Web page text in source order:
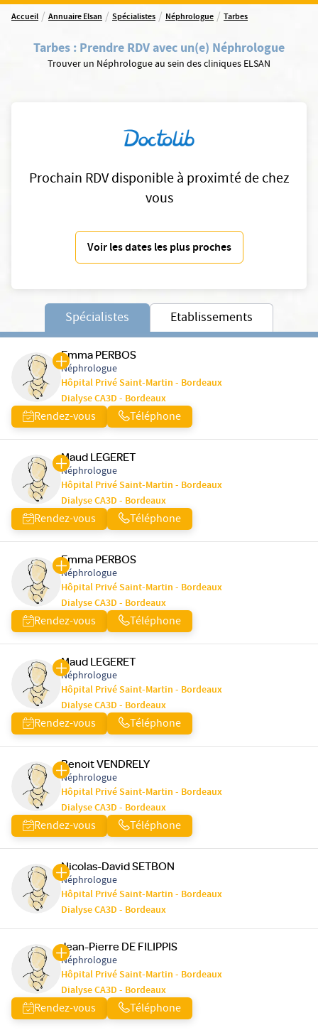
Accueil / Annuaire Elsan / Spécialistes / Néphrologue / Tarbes
Tarbes : Prendre RDV avec un(e) Néphrologue
Trouver un Néphrologue au sein des cliniques ELSAN
Prochain RDV disponible à proximté de chez
vous
Voir les dates les plus proches
Spécialistes Etablissements
Emma PERBOS
Néphrologue
Hôpital Privé Saint-Martin - Bordeaux
Dialyse CA3D - Bordeaux
Rendez-vous Téléphone
Maud LEGERET
Néphrologue
Hôpital Privé Saint-Martin - Bordeaux
Dialyse CA3D - Bordeaux
Rendez-vous Téléphone
Emma PERBOS
Néphrologue
Hôpital Privé Saint-Martin - Bordeaux
Dialyse CA3D - Bordeaux
Rendez-vous Téléphone
Maud LEGERET
Néphrologue
Hôpital Privé Saint-Martin - Bordeaux
Dialyse CA3D - Bordeaux
Rendez-vous Téléphone
Benoit VENDRELY
Néphrologue
Hôpital Privé Saint-Martin - Bordeaux
Dialyse CA3D - Bordeaux
Rendez-vous Téléphone
Nicolas-David SETBON
Néphrologue
Hôpital Privé Saint-Martin - Bordeaux
Dialyse CA3D - Bordeaux
Jean-Pierre DE FILIPPIS
Néphrologue
Hôpital Privé Saint-Martin - Bordeaux
Dialyse CA3D - Bordeaux
Rendez-vous Téléphone